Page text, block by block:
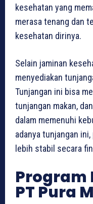
kesehatan yang
merasa tenang dan
kesehatan dirinya.
Selain jaminan
menyediakan
Tunjangan ini bisa
tunjangan makan,
dalam memenuhi
adanya tunjangan
lebih stabil secara
Program
PT Pura